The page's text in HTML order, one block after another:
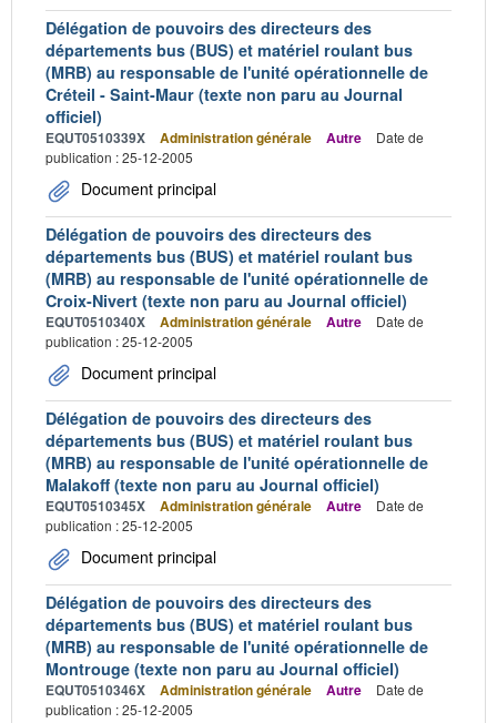
Délégation de pouvoirs des directeurs des
départements bus (BUS) et matériel roulant bus
(MRB) au responsable de l'unité opérationnelle de
Créteil - Saint-Maur (texte non paru au Journal
officiel)
EQUT0510339X Administration générale Autre
Date de
publication : 25-12-2005
Document principal
Délégation de pouvoirs des directeurs des
départements bus (BUS) et matériel roulant bus
(MRB) au responsable de l'unité opérationnelle de
Croix-Nivert (texte non paru au Journal officiel)
EQUT0510340X Administration générale Autre
Date de
publication : 25-12-2005
Document principal
Délégation de pouvoirs des directeurs des
départements bus (BUS) et matériel roulant bus
(MRB) au responsable de l'unité opérationnelle de
Malakoff (texte non paru au Journal officiel)
EQUT0510345X Administration générale Autre
Date de
publication : 25-12-2005
Document principal
Délégation de pouvoirs des directeurs des
départements bus (BUS) et matériel roulant bus
(MRB) au responsable de l'unité opérationnelle de
Montrouge (texte non paru au Journal officiel)
EQUT0510346X Administration générale Autre
Date de
publication : 25-12-2005